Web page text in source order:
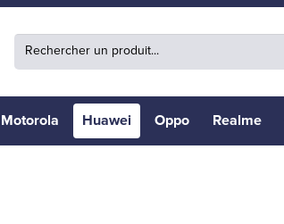
Motorola Huawei Oppo Realme